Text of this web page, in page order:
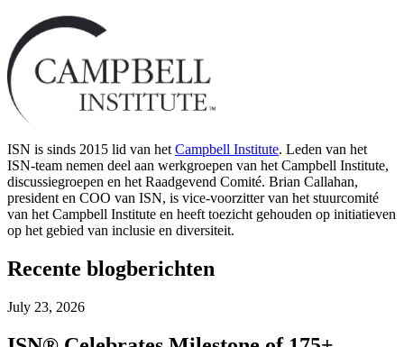
ISN is sinds 2015 lid van het Campbell Institute. Leden van het
ISN-team nemen deel aan werkgroepen van het Campbell Institute,
discussiegroepen en het Raadgevend Comité. Brian Callahan,
president en COO van ISN, is vice-voorzitter van het stuurcomité
van het Campbell Institute en heeft toezicht gehouden op initiatieven
op het gebied van inclusie en diversiteit.
Recente blogberichten
July 23, 2026